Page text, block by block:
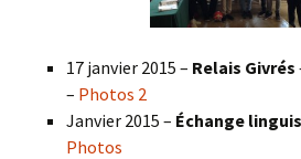
17 janvier 2015 – Relais Givrés
– Photos 2
Janvier 2015 – Échange
Photos